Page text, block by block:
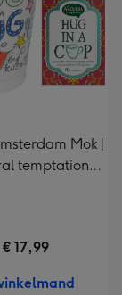
Mok |
temptation
€ 17,99